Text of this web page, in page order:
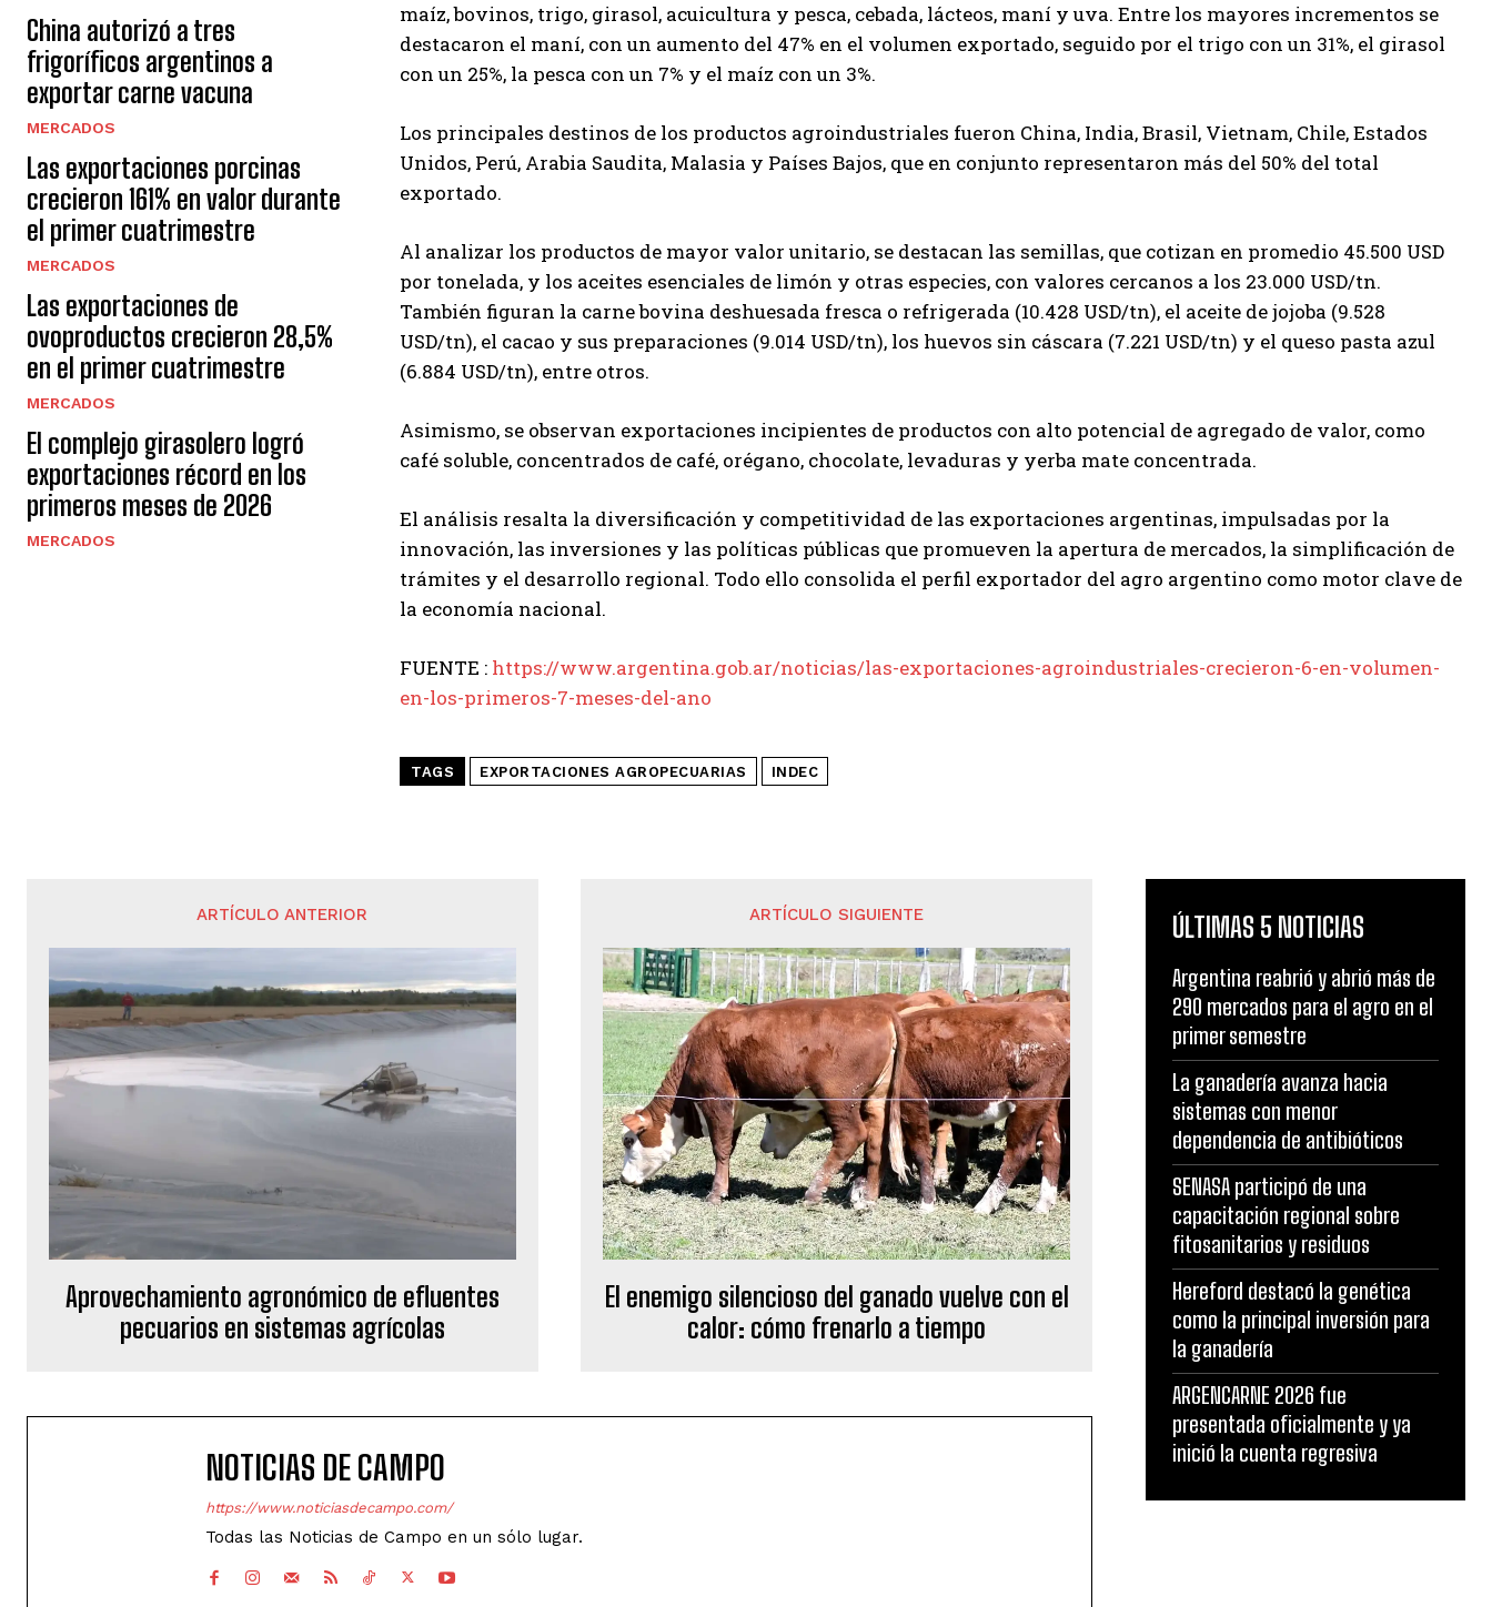
China autorizó a tres
frigoríficos argentinos a
exportar carne vacuna
MERCADOS
Las exportaciones porcinas
crecieron 161% en valor durante
el primer cuatrimestre
MERCADOS
Las exportaciones de
ovoproductos crecieron 28,5%
en el primer cuatrimestre
MERCADOS
El complejo girasolero logró
exportaciones récord en los
primeros meses de 2026
MERCADOS
maíz, bovinos, trigo, girasol, acuicultura y pesca, cebada, lácteos, maní y uva. Entre los mayores incrementos se
destacaron el maní, con un aumento del 47% en el volumen exportado, seguido por el trigo con un 31%, el girasol
con un 25%, la pesca con un 7% y el maíz con un 3%.
Los principales destinos de los productos agroindustriales fueron China, India, Brasil, Vietnam, Chile, Estados
Unidos, Perú, Arabia Saudita, Malasia y Países Bajos, que en conjunto representaron más del 50% del total
exportado.
Al analizar los productos de mayor valor unitario, se destacan las semillas, que cotizan en promedio 45.500 USD
por tonelada, y los aceites esenciales de limón y otras especies, con valores cercanos a los 23.000 USD/tn.
También figuran la carne bovina deshuesada fresca o refrigerada (10.428 USD/tn), el aceite de jojoba (9.528
USD/tn), el cacao y sus preparaciones (9.014 USD/tn), los huevos sin cáscara (7.221 USD/tn) y el queso pasta azul
(6.884 USD/tn), entre otros.
Asimismo, se observan exportaciones incipientes de productos con alto potencial de agregado de valor, como
café soluble, concentrados de café, orégano, chocolate, levaduras y yerba mate concentrada.
El análisis resalta la diversificación y competitividad de las exportaciones argentinas, impulsadas por la
innovación, las inversiones y las políticas públicas que promueven la apertura de mercados, la simplificación de
trámites y el desarrollo regional. Todo ello consolida el perfil exportador del agro argentino como motor clave de
la economía nacional.
FUENTE : https://www.argentina.gob.ar/noticias/las-exportaciones-agroindustriales-crecieron-6-en-volumen-
en-los-primeros-7-meses-del-ano
TAGS EXPORTACIONES AGROPECUARIAS INDEC
ARTÍCULO ANTERIOR
Aprovechamiento agronómico de efluentes
pecuarios en sistemas agrícolas
ARTÍCULO SIGUIENTE
El enemigo silencioso del ganado vuelve con el
calor: cómo frenarlo a tiempo
NOTICIAS DE CAMPO
https://www.noticiasdecampo.com/
Todas las Noticias de Campo en un sólo lugar.
ÚLTIMAS 5 NOTICIAS
Argentina reabrió y abrió más de
290 mercados para el agro en el
primer semestre
La ganadería avanza hacia
sistemas con menor
dependencia de antibióticos
SENASA participó de una
capacitación regional sobre
fitosanitarios y residuos
Hereford destacó la genética
como la principal inversión para
la ganadería
ARGENCARNE 2026 fue
presentada oficialmente y ya
inició la cuenta regresiva